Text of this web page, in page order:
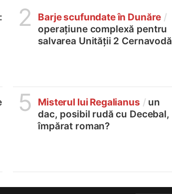
2 Barje scufundate în Dunăre /
operațiune complexă pentru
salvarea Unității 2 Cernavodă
5 Misterul lui Regalianus / un
dac, posibil rudă cu Decebal,
împărat roman?